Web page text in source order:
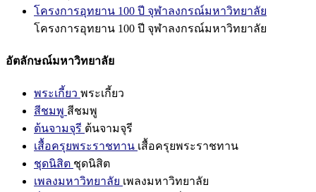
โครงการอุทยาน 100 ปี จุฬาลงกรณ์มหาวิทยาลัย
โครงการอุทยาน 100 ปี จุฬาลงกรณ์มหาวิทยาลัย
อัตลักษณ์มหาวิทยาลัย
พระเกี้ยว พระเกี้ยว
สีชมพู สีชมพู
ต้นจามจุรี ต้นจามจุรี
เสื้อครุยพระราชทาน เสื้อครุยพระราชทาน
ชุดนิสิต ชุดนิสิต
เพลงมหาวิทยาลัย เพลงมหาวิทยาลัย